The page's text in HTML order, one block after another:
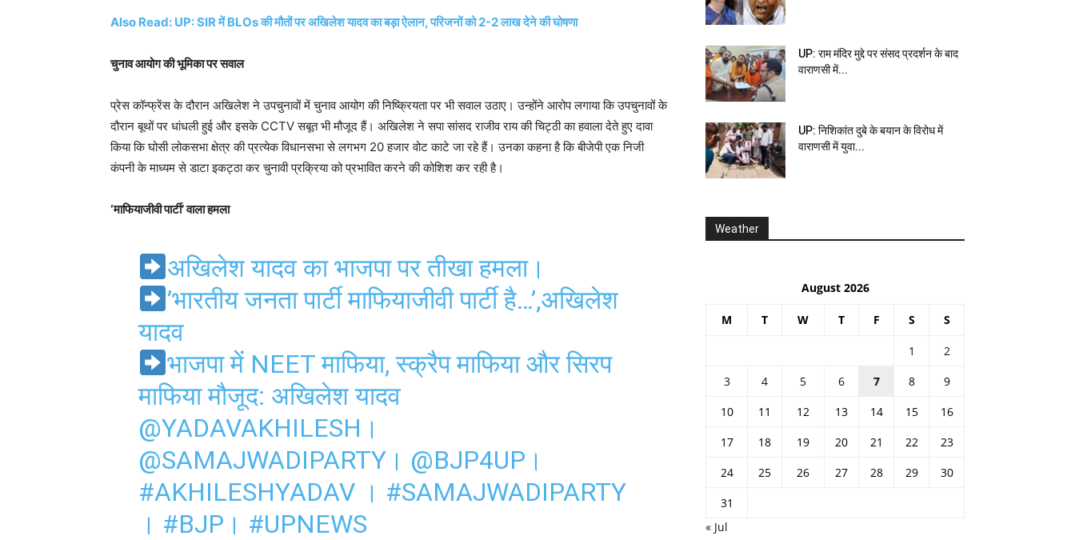
Also Read: UP: SIRमेंBLOsकी मौतों पर अखिलेश यादव का बड़ा ऐलान, परिजनों को 2-2 लाख देने की घोषणा
चुनाव आयोग की भूमिका पर सवाल
प्रेसकॉन्फ्रेंसके दौरान अखिलेश ने उपचुनावों में चुनाव आयोग की निष्क्रियता पर भी सवाल उठाए। उन्होंने आरोप लगाया कि उपचुनावों के
दौरान बूथों पर धांधली हुई और इसके CCTVसबूत भी मौजूद हैं। अखिलेश नेसपासांसद राजीव राय की चिट्ठी का हवाला देते हुए दावा
किया किघोसीलोकसभा क्षेत्र की प्रत्येक विधानसभा से लगभग 20 हजार वोट काटे जा रहे हैं। उनका कहना है कि बीजेपी एक निजी
कंपनी के माध्यम से डाटा इकट्ठा कर चुनावी प्रक्रिया को प्रभावित करने की कोशिश कर रही है।
‘माफियाजीवीपार्टी’ वाला हमला
अखिलेश यादव का भाजपा पर तीखा हमला।
’भारतीय जनता पार्टी माफियाजीवी पार्टी है…’,अखिलेश
यादव
भाजपा में NEET माफिया, स्क्रैप माफिया और सिरप
माफिया मौजूद: अखिलेश यादव
@YADAVAKHILESH ।
@SAMAJWADIPARTY। @BJP4UP ।
#AKHILESHYADAV। #SAMAJWADIPARTY
। #BJP । #UPNEWS
UP: राम मंदिर मुद्दे पर संसद प्रदर्शन के बाद
वाराणसी में...
UP: निशिकांत दुबे के बयान के विरोध में
वाराणसी में युवा...
Weather
August 2026
M T W T F S S
1
2
3
4 5 6 7 8
9
10
11 12 13 14 15
16
17
18 19 20 21 22
23
24
25 26 27 28 29
30
31
« Jul